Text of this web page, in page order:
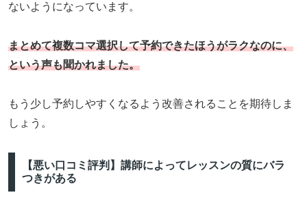
ないようになっています。
まとめて複数コマ選択して予約できたほうがラクなのに、
という声も聞かれました。
もう少し予約しやすくなるよう改善されることを期待しま
しょう。
【悪い口コミ評判】講師によってレッスンの質にバラ
つきがある